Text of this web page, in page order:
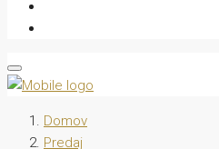
Domov
Predaj